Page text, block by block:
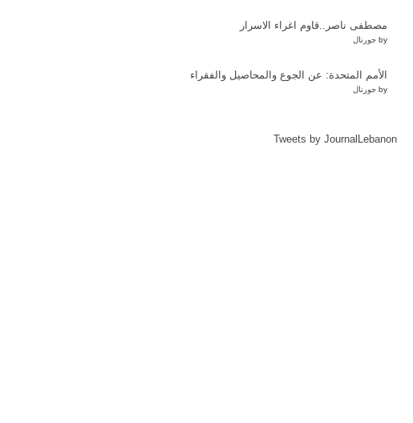
مصطفى ناصر..قاوم اغراء الاسرار
by جورنال
الأمم المتحدة: عن الجوع والمحاصيل والفقراء
by جورنال
Tweets by JournalLebanon